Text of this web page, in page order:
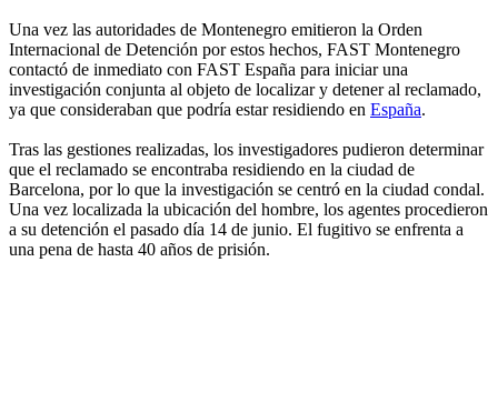
Una vez las autoridades de Montenegro emitieron la Orden
Internacional de Detención por estos hechos, FAST Montenegro
contactó de inmediato con FAST España para iniciar una
investigación conjunta al objeto de localizar y detener al reclamado,
ya que consideraban que podría estar residiendo en España.
Tras las gestiones realizadas, los investigadores pudieron determinar
que el reclamado se encontraba residiendo en la ciudad de
Barcelona, por lo que la investigación se centró en la ciudad condal.
Una vez localizada la ubicación del hombre, los agentes procedieron
a su detención el pasado día 14 de junio. El fugitivo se enfrenta a
una pena de hasta 40 años de prisión.